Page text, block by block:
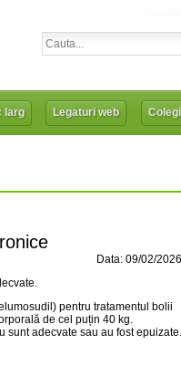
larg Legaturi web
Data: 09/02/2026
pentru tratamentul bolii
de cel puțin 40 kg.
sunt adecvate sau au fost epuizate.